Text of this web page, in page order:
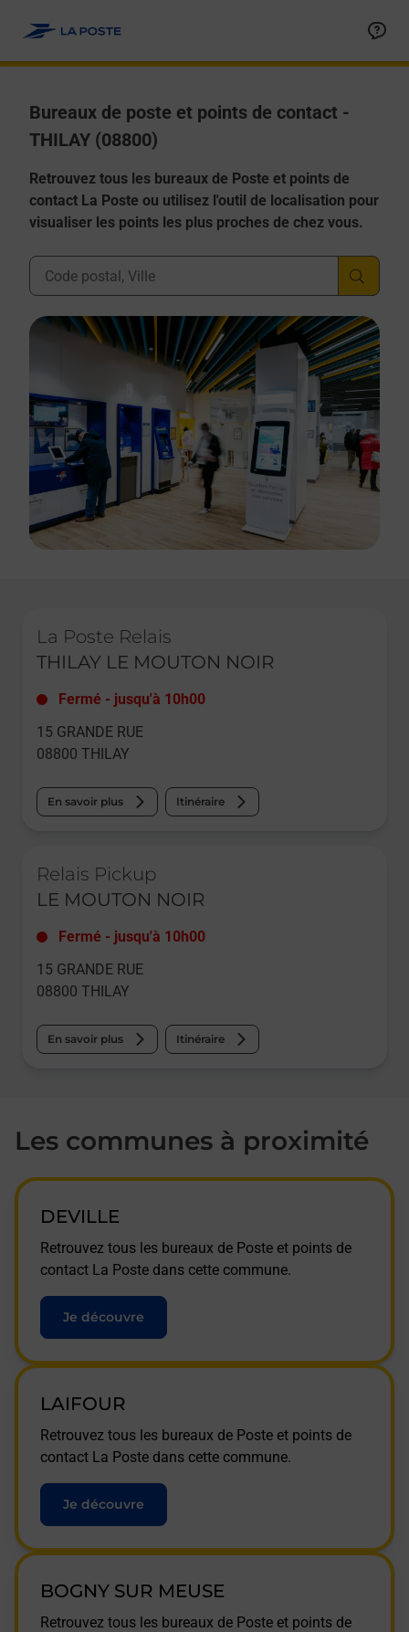
Bureaux de poste et points de contact -
THILAY (08800)
Retrouvez tous les bureaux de Poste et points de
contact La Poste ou utilisez l'outil de localisation pour
visualiser les points les plus proches de chez vous.
Ville, Département, Code Postal
La Poste Relais
THILAY LE MOUTON NOIR
Fermé - jusqu'à 10h00
15 GRANDE RUE
08800 THILAY
En savoir plus Itinéraire
Relais Pickup
LE MOUTON NOIR
Fermé - jusqu'à 10h00
15 GRANDE RUE
08800 THILAY
En savoir plus Itinéraire
Les communes à proximité
DEVILLE
Retrouvez tous les bureaux de Poste et points de
contact La Poste dans cette commune.
Je découvre
LAIFOUR
Retrouvez tous les bureaux de Poste et points de
contact La Poste dans cette commune.
Je découvre
BOGNY SUR MEUSE
Retrouvez tous les bureaux de Poste et points de